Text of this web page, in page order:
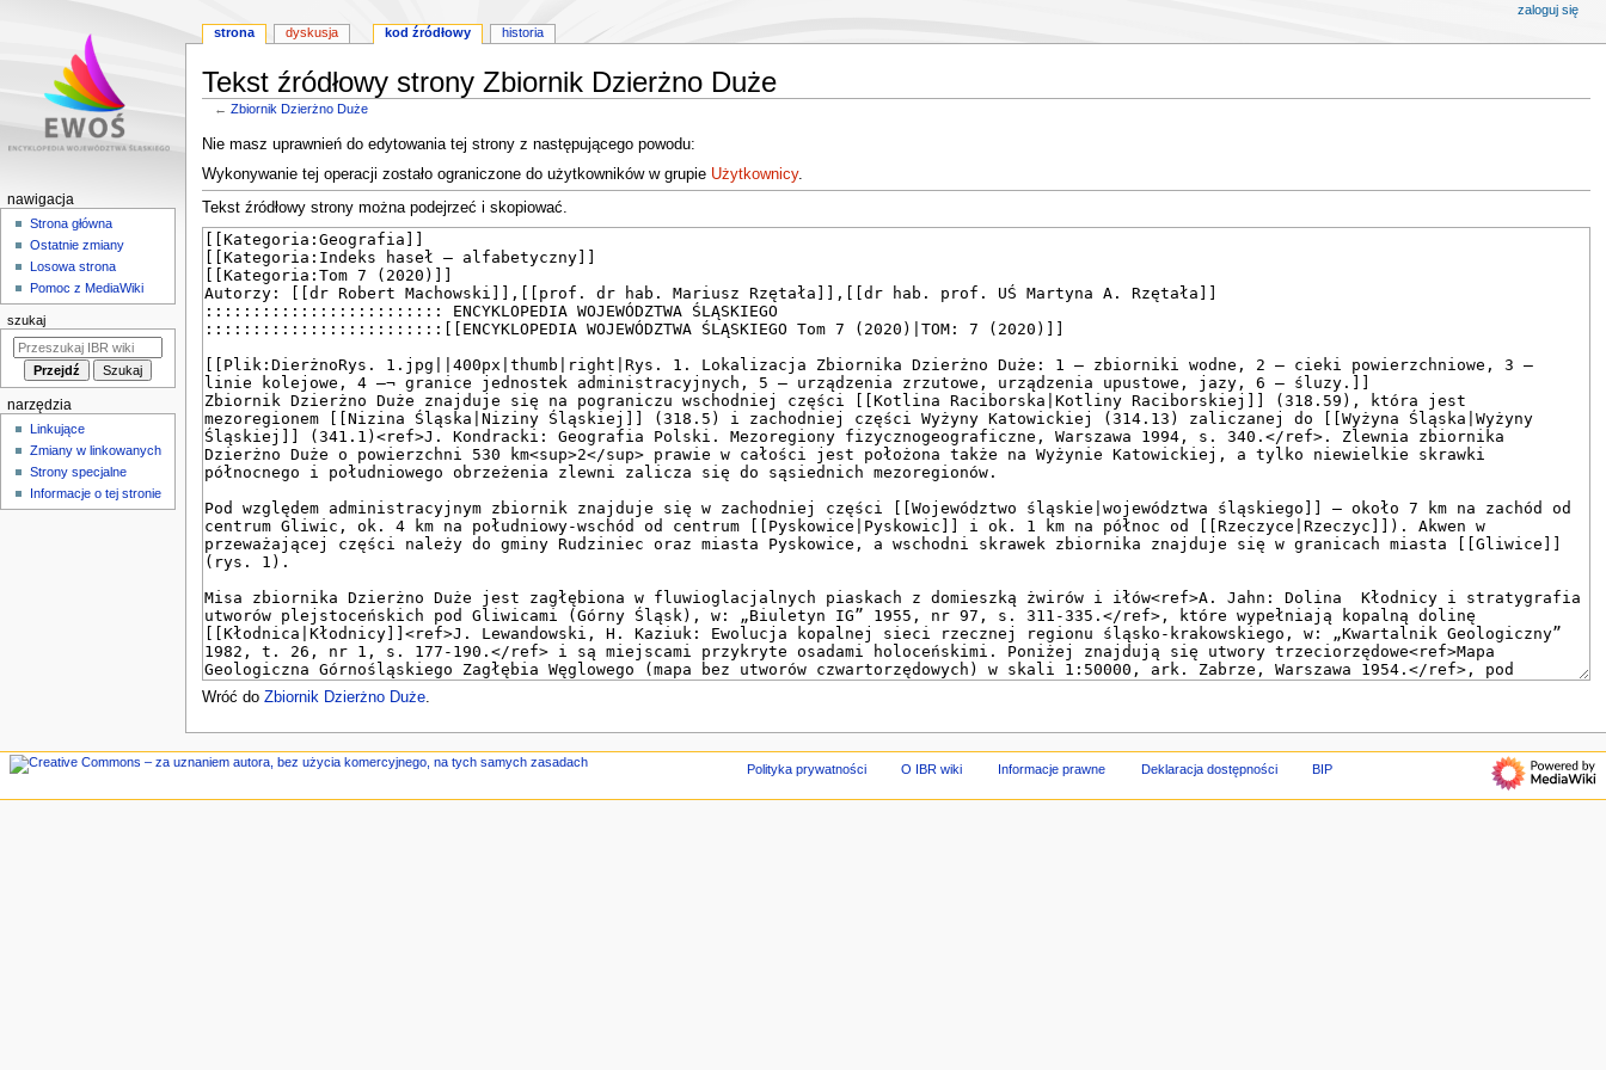
Tekst źródłowy strony Zbiornik Dzierżno Duże
←Zbiornik Dzierżno Duże
Przejdź
do
nawigacji
Przejdź
do
wyszukiwania
Nie masz uprawnień do edytowania tej strony z następującego powodu:
Wykonywanie tej operacji zostało ograniczone do użytkowników w grupie Użytkownicy.
Tekst źródłowy strony można podejrzeć i skopiować.
Wróć do Zbiornik Dzierżno Duże.
M
n
a
w
i
g
j
strona dyskusja kod źródłowy historia
zaloguj się
nawigacja
Strona główna
Ostatnie zmiany
Losowa strona
Pomoc z MediaWiki
szukaj
narzędzia
Linkujące
Zmiany w linkowanych
Strony specjalne
Informacje o tej stronie
Polityka prywatności O IBR wiki Informacje prawne Deklaracja dostępności BIP